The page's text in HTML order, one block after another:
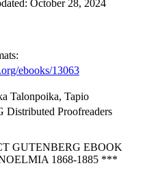
October 28, 2024
:
ebooks/13063
Talonpoika, Tapio
Distributed Proofreaders
GUTENBERG EBOOK
1868-1885 ***